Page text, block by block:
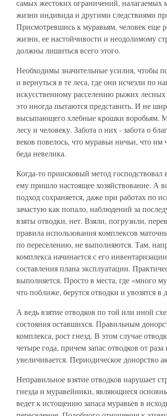
самых жестоких ограничений,
жизни индивида и другими следствиями
Присмотревшись к муравьям, человек еще
жизни, ее настойчивости и неодолимому
должны лишиться всего этого.
Необходимы значительные усилия, чтобы
и вернуться в те леса, где они исчезли по
искусственному расселению рыжих лесных
это иногда пытаются представить. И не
высыпающего хлебные крошки воробьям.
лесу и человеку. Забота о них - забота о
веков повелось, что муравьи ничьи, что им
беда невелика.
Когда-то приисковый метод господствовал
ему пришло настоящее хозяйствование. А
подход сохраняется, даже при работах по
зачастую как попало, наблюдений за
взяты отводки, нет. Взяли, погрузили,
правила использования комплексов
по переселению, не выполняются. Там,
комплекса начинается с его
составления плана эксплуатации.
выполняется. Просто в места, где «много
что поближе, берутся отводки и увозятся в
А ведь взятие отводков по той или иной
состояния оставшихся. Правильным
комплекса, рост гнезд. В этом случае
четыре года, причем запас отводков от
увеличивается. Периодическое донорство
Неправильное взятие отводков нарушает
гнезда и муравейники, являющиеся
ведет к истощению запаса муравьев в